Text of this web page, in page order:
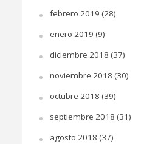
febrero 2019 (28)
enero 2019 (9)
diciembre 2018 (37)
noviembre 2018 (30)
octubre 2018 (39)
septiembre 2018 (31)
agosto 2018 (37)